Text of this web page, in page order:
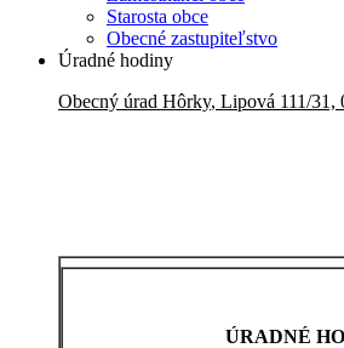
Starosta obce
Obecné zastupiteľstvo
Úradné hodiny
Obecný úrad Hôrky, Lipová 111/31,
ÚRADNÉ